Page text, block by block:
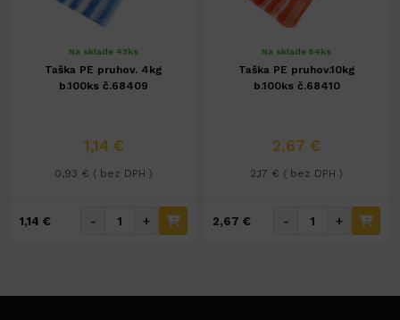
Na sklade 43ks
Taška PE pruhov. 4kg
b.100ks č.68409
1,14 €
0,93 € ( bez DPH )
1,14 € - +
Na sklade 54ks
Taška PE pruhov.10kg
b.100ks č.68410
2,67 €
2,17 € ( bez DPH )
2,67 € - +